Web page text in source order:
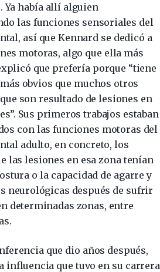
Ya había allí alguien
las funciones sensoriales del
así que Kennard se dedicó a
motoras, algo que ella más
que prefería porque “tiene
obvios que muchos otros
son resultado de lesiones en
Sus primeros trabajos estaban
con las funciones motoras del
adulto, en concreto, los
las lesiones en esa zona tenían
o la capacidad de agarre y
neurológicas después de sufrir
determinadas zonas, entre
que dio años después,
influencia que tuvo en su carrera